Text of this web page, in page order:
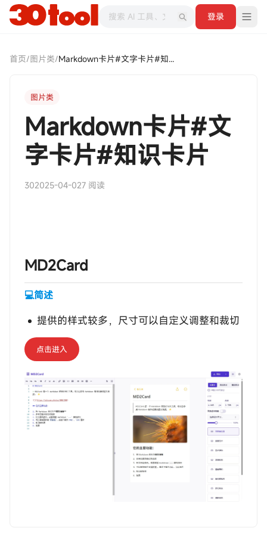
登录
首页/图片类/ Markdown卡片#文字卡片#知识卡片
图片类
Markdown卡片#文
字卡片#知识卡片
302025-04-027 阅读
‎‎‎‎‎‎MD2Card
💻简述
提供的样式较多，尺寸可以自定义调整和裁切
点击进入